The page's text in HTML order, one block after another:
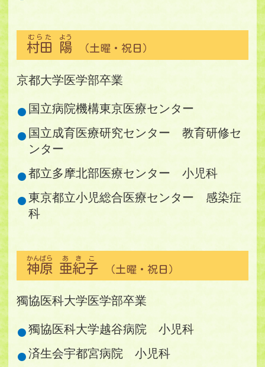
村田
むらた
陽
よう
（土曜・祝日）
京都大学医学部卒業
国立病院機構東京医療センター
国立成育医療研究センター 教育研修セ
ンター
都立多摩北部医療センター 小児科
東京都立小児総合医療センター 感染症
科
神原
かんばら
亜紀子
あきこ
（土曜・祝日）
獨協医科大学医学部卒業
獨協医科大学越谷病院 小児科
済生会宇都宮病院 小児科